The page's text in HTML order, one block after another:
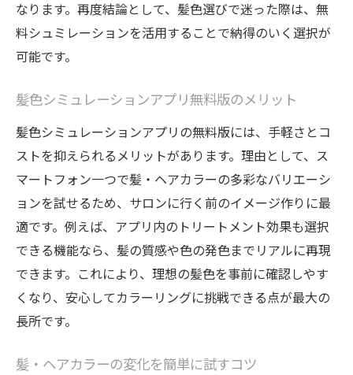
なります。再度結論として、髪色選びで迷った際は、無
料シュミレーションを活用することで納得のいく選択が
可能です。
髪色シミュレーションアプリ無料版のメリット
髪色シミュレーションアプリの無料版には、手軽さとコ
ストを抑えられるメリットがあります。理由として、ス
マートフォン一つで髪・ヘアカラーの多彩なバリエーシ
ョンを試せるため、サロンに行く前のイメージ作りに最
適です。例えば、アプリ内のトリートメント効果も選択
できる機能なら、髪の質感や色の発色までリアルに再現
できます。これにより、理想の髪色を事前に確認しやす
くなり、安心してカラーリングに挑戦できる点が最大の
長所です。
髪・ヘアカラーの変化を簡単に試すコツ